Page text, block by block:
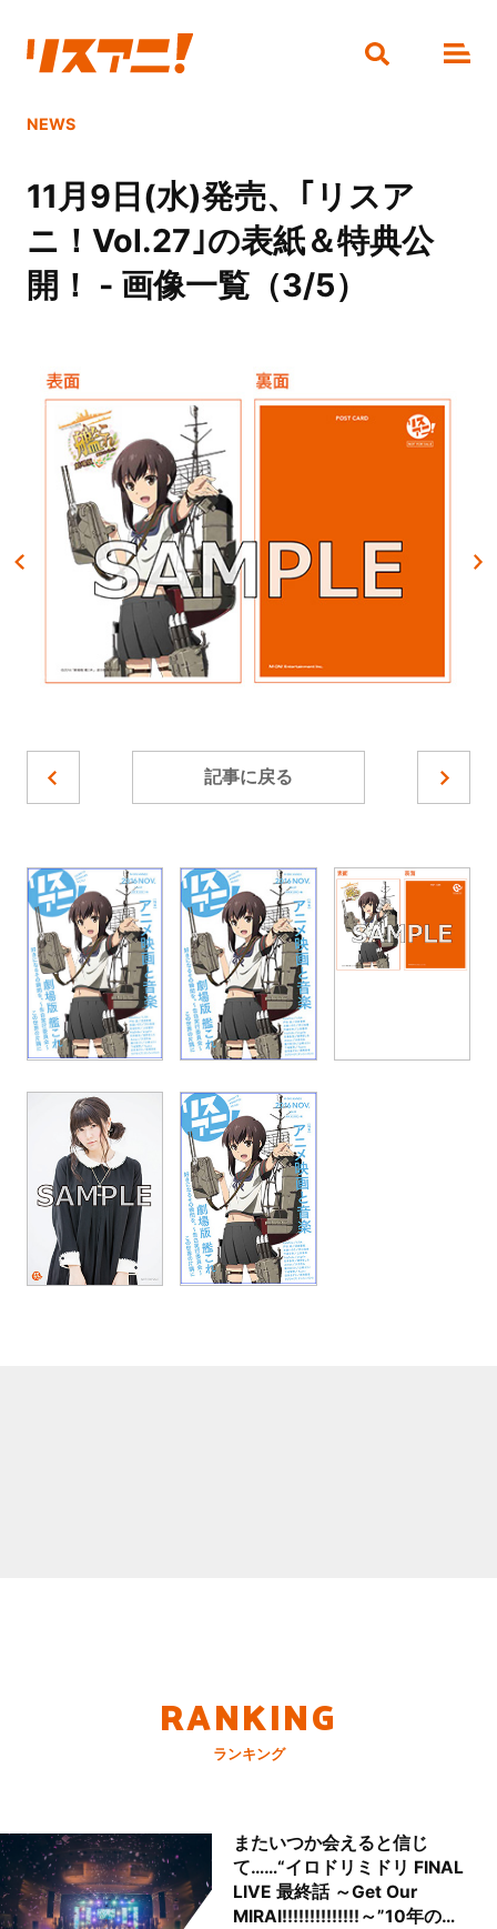
NEWS
11月9日(水)発売、｢リスア
ニ！Vol.27｣の表紙＆特典公
開！ - 画像一覧（3/5）
記事に戻る
RANKING
ランキング
またいつか会えると信じ
て……“イロドリミドリ FINAL
LIVE 最終話 ～Get Our
MIRAI!!!!!!!!!!!!!!～”10年の活